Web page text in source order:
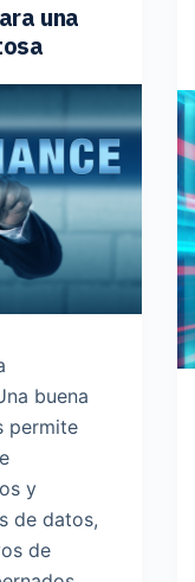
una
buena
permite
y
de datos,
de